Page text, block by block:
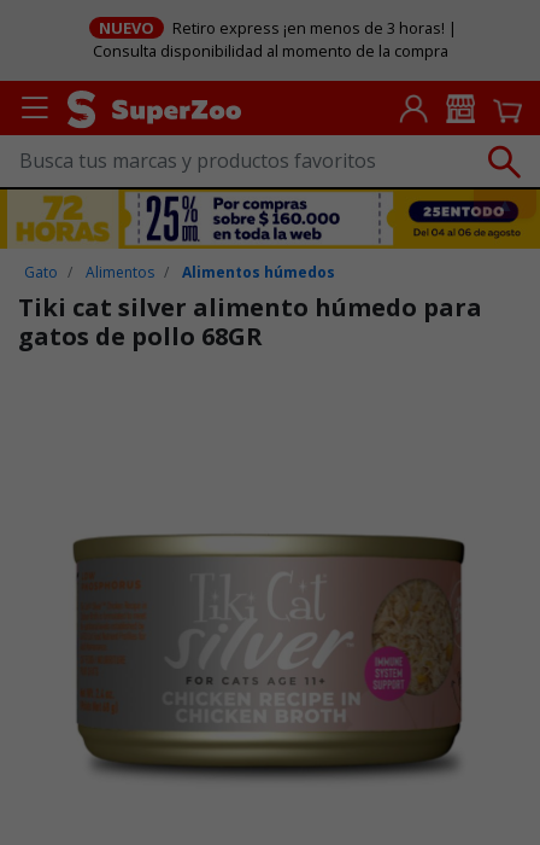
NUEVO
Retiro express ¡en menos de 3 horas! |
Consulta disponibilidad al momento de la compra
Gato Alimentos Alimentos húmedos
Tiki cat silver alimento húmedo para
gatos de pollo 68GR